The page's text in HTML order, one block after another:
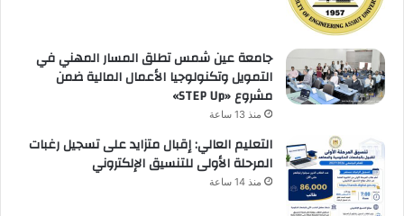
جامعة عين شمس تطلق المسار المهني في
التمويل وتكنولوجيا الأعمال المالية ضمن
مشروع «STEP Up»
منذ 13 ساعة
التعليم العالي: إقبال متزايد على تسجيل رغبات
المرحلة الأولى للتنسيق الإلكتروني
منذ 14 ساعة